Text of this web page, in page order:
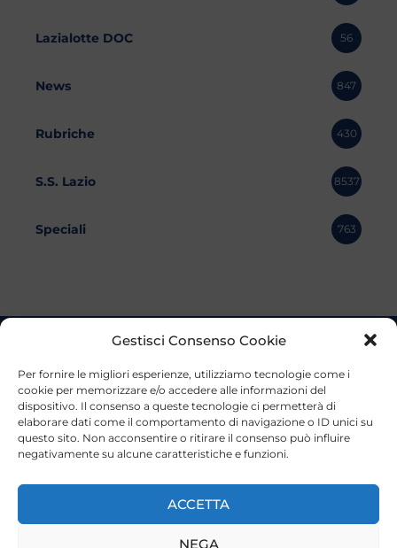
Gestisci Consenso Cookie
Per fornire le migliori esperienze, utilizziamo tecnologie come i
cookie per memorizzare e/o accedere alle informazioni del
dispositivo. Il consenso a queste tecnologie ci permetterà di
elaborare dati come il comportamento di navigazione o ID unici su
questo sito. Non acconsentire o ritirare il consenso può influire
negativamente su alcune caratteristiche e funzioni.
ACCETTA
NEGA
Lazialotte DOC 56
News 847
Rubriche 430
S.S. Lazio 8537
Speciali 763